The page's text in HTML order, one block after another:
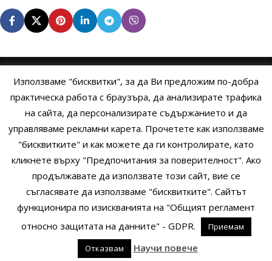
ОБЩИ УСЛОВИЯ УСЛОВИЯ И ПРАВИЛА
ПОЛИТИКА НА БИСКВИТКИТЕПОЛИТИКА ЗА ПОВЕРИТЕЛНОСТ
Copyright © 2014 - 2024 Zigifly.com — Developed by We Work With
You
Използваме "бисквитки", за да Ви предложим по-добра
практическа работа с браузъра, да анализирате трафика
на сайта, да персонализирате съдържанието и да
управляваме рекламни карета. Прочетете как използваме
"бисквитките" и как можете да ги контролирате, като
кликнете върху "Предпочитания за поверителност". Ако
продължавате да използвате този сайт, вие се
съгласявате да използваме "бисквитките". Сайтът
функционира по изискванията на "Общият регламент
относно защитата на данните" - GDPR.
Приемам
Отказвам
Научи повече